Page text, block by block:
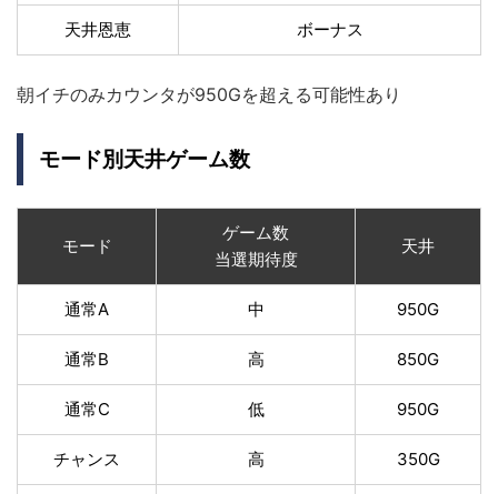
天井恩恵 ボーナス
朝イチのみカウンタが950Gを超える可能性あり
モード別天井ゲーム数
モード
ゲーム数
当選期待度
天井
通常A 中 950G
通常B 高 850G
通常C 低 950G
チャンス 高 350G